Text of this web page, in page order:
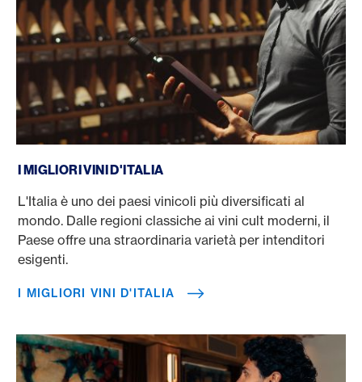
I MIGLIORI VINI D'ITALIA
L'Italia è uno dei paesi vinicoli più diversificati al
mondo. Dalle regioni classiche ai vini cult moderni, il
Paese offre una straordinaria varietà per intenditori
esigenti.
I MIGLIORI VINI D'ITALIA